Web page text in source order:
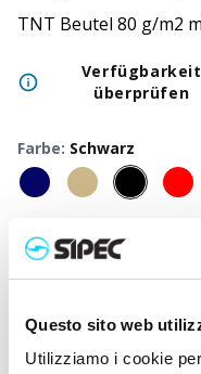
Questo sito web
Utilizziamo i cookie
TNT Beutel 80 g/m2
Verfügbarkeit
überprüfen
Farbe: Schwarz
Neutraler Preis
Druckpreis
1,780€